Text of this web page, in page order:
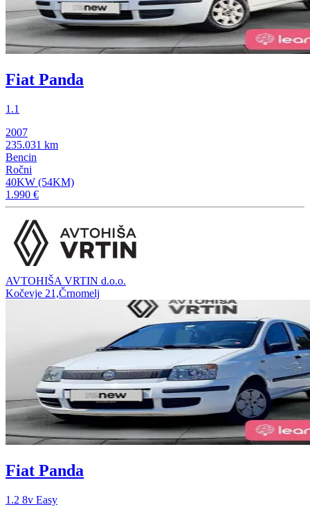
Fiat Panda
1.1
2007
235.031 km
Bencin
Ročni
40KW (54KM)
1.990 €
AVTOHIŠA VRTIN d.o.o.
Kočevje 21,Črnomelj
Fiat Panda
1.2 8v Easy